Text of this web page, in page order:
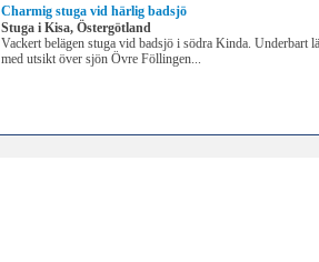
Charmig stuga vid härlig badsjö
Stuga i Kisa, Östergötland
Vackert belägen stuga vid badsjö i södra Kinda. Underbart
med utsikt över sjön Övre Föllingen...